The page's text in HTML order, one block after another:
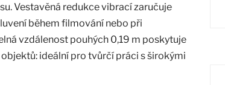
Vestavěná redukce vibrací zaručuje
během filmování nebo při
vzdálenost pouhých 0,19 m poskytuje
ideální pro tvůrčí práci s širokými